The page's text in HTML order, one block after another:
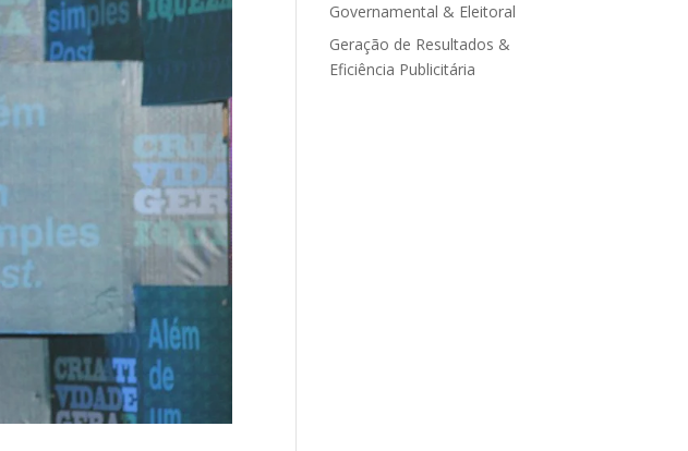
Governamental & Eleitoral
Geração de Resultados &
Eficiência Publicitária